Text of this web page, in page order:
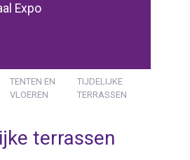
Expo
TENTEN EN
VLOEREN
TIJDELIJKE
TERRASSEN
terrassen